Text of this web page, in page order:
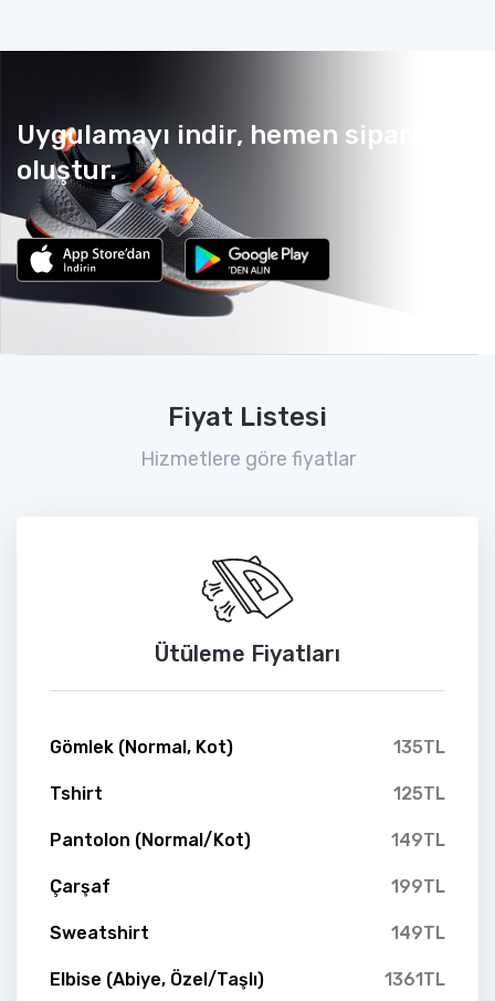
Uygulamayı indir, hemen sipariş
oluştur.
Fiyat Listesi
Hizmetlere göre fiyatlar
Ütüleme Fiyatları
Gömlek (Normal, Kot) 135TL
Tshirt 125TL
Pantolon (Normal/Kot) 149TL
Çarşaf 199TL
Sweatshirt 149TL
Elbise (Abiye, Özel/Taşlı) 1361TL